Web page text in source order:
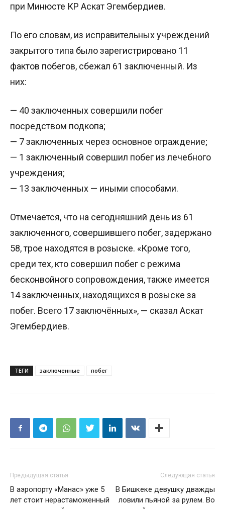
при Минюсте КР Аскат Эгембердиев.
По его словам, из исправительных учреждений
закрытого типа было зарегистрировано 11
фактов побегов, сбежал 61 заключенный. Из
них:
— 40 заключенных совершили побег
посредством подкопа;
— 7 заключенных через основное ограждение;
— 1 заключенный совершил побег из лечебного
учреждения;
— 13 заключенных — иными способами.
Отмечается, что на сегодняшний день из 61
заключенного, совершившего побег, задержано
58, трое находятся в розыске. «Кроме того,
среди тех, кто совершил побег с режима
бесконвойного сопровождения, также имеется
14 заключенных, находящихся в розыске за
побег. Всего 17 заключённых», — сказал Аскат
Эгембердиев.
ТЕГИ заключенные побег
Предыдущая статья
В аэропорту «Манас» уже 5
лет стоит нерастаможенный
Следующая статья
В Бишкеке девушку дважды
ловили пьяной за рулем. Во